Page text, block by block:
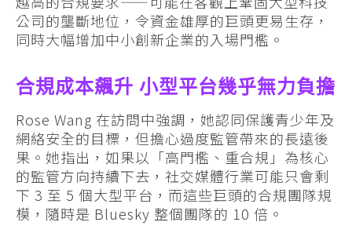
公司的壟斷地位，令資金雄厚的巨頭更易生存，
同時大幅增加中小創新企業的入場門檻。
合規成本飆升 小型平台幾乎無力負擔
Rose Wang 在訪問中強調，她認同保護青少年及
網絡安全的目標，但擔心過度監管帶來的長遠後
果。她指出，如果以「高門檻、重合規」為核心
的監管方向持續下去，社交媒體行業可能只會剩
下 3 至 5 個大型平台，而這些巨頭的合規團隊規
模，隨時是 Bluesky 整個團隊的 10 倍。